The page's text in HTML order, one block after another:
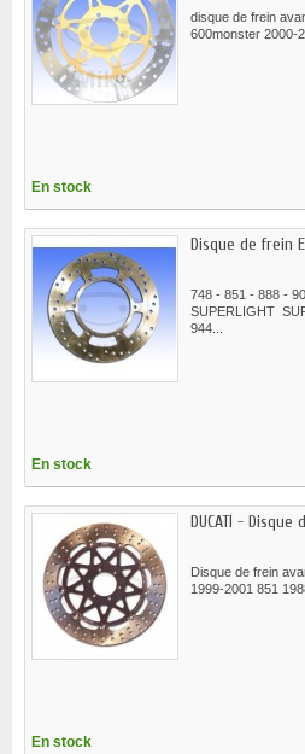
disque de frein
600monster 2000-
En stock
Disque de frein
748 - 851 - 888 -
SUPERLIGHT
944...
En stock
DUCATI - Disque
Disque de frein
1999-2001 851
En stock